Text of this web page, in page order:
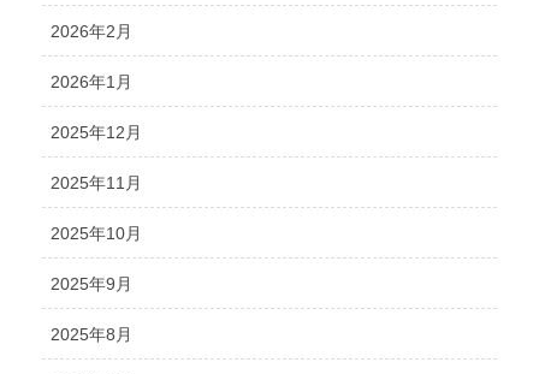
2026年2月
2026年1月
2025年12月
2025年11月
2025年10月
2025年9月
2025年8月